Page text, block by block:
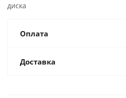
диска
Оплата
Доставка